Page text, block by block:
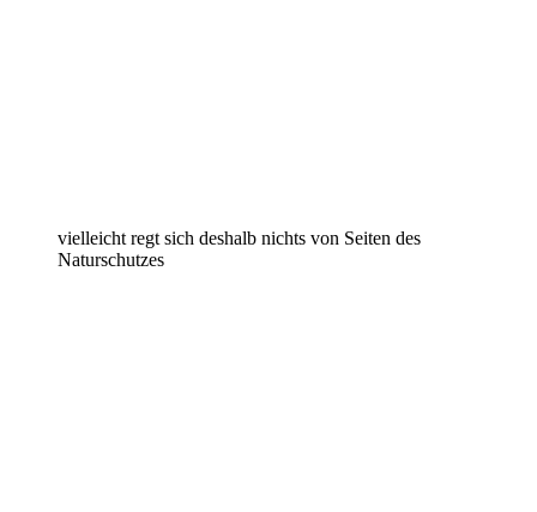
vielleicht regt sich deshalb nichts von Seiten des
Naturschutzes